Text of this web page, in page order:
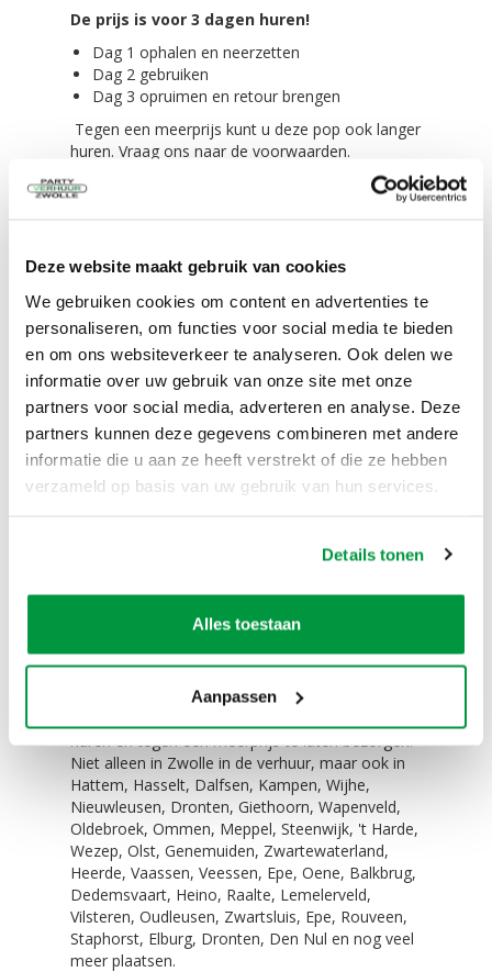
Deze website maakt gebruik van cookies
We gebruiken cookies om content en advertenties te
personaliseren, om functies voor social media te bieden
en om ons websiteverkeer te analyseren. Ook delen we
informatie over uw gebruik van onze site met onze
partners voor social media, adverteren en analyse. Deze
partners kunnen deze gegevens combineren met andere
informatie die u aan ze heeft verstrekt of die ze hebben
verzameld op basis van uw gebruik van hun services.
Details tonen
Alles toestaan
Aanpassen
De prijs is voor 3 dagen huren!
Dag 1 ophalen en neerzetten
Dag 2 gebruiken
Dag 3 opruimen en retour brengen
Tegen een meerprijs kunt u deze pop ook langer
huren. Vraag ons naar de voorwaarden.
Opbouwen binnen 5 minuten!
De blower bevestigt u aan de pop en dan staat
'meneer" binnen 5 minuten!
Alles wordt meegeleverd bij het huren van de
opblaasbare pop!
De feestpop zelf in een transport zak
Scheer/spanlijnen,
4 grote haringen voor in de grond
4 kleine haringen voor tussen de tegels of
klinkers
een Smart is dit geen probleem.
Zelf ophalen / bezorgen:
Het is mogelijk om dit product te huren en zelf op
huren en tegen een meerprijs te laten bezorgen.
Niet alleen in Zwolle in de verhuur, maar ook in
Hattem, Hasselt, Dalfsen, Kampen, Wijhe,
Nieuwleusen, Dronten, Giethoorn, Wapenveld,
Oldebroek, Ommen, Meppel, Steenwijk, 't Harde,
Wezep, Olst, Genemuiden, Zwartewaterland,
Heerde, Vaassen, Veessen, Epe, Oene, Balkbrug,
Dedemsvaart, Heino, Raalte, Lemelerveld,
Vilsteren, Oudleusen, Zwartsluis, Epe, Rouveen,
Staphorst, Elburg, Dronten, Den Nul en nog veel
meer plaatsen.